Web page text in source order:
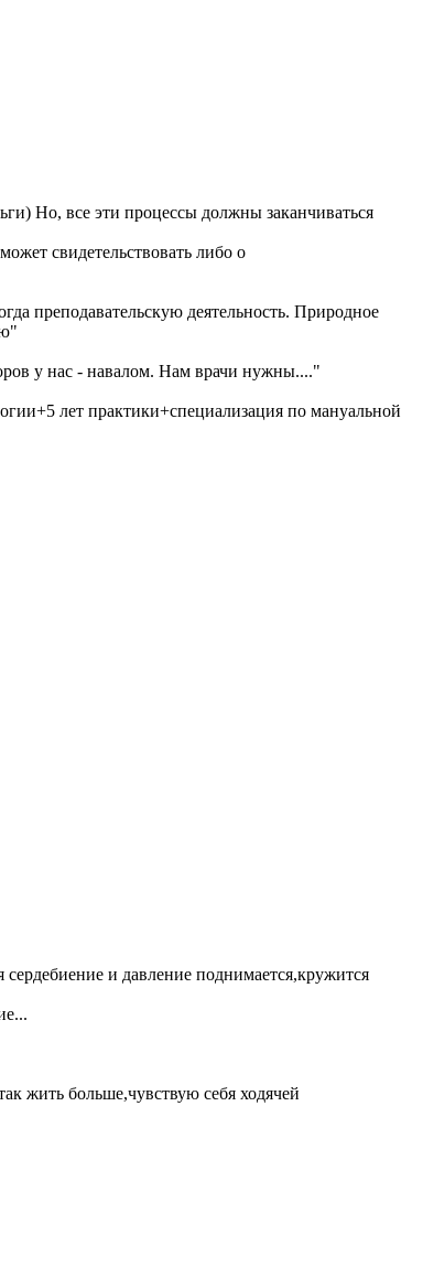
Но, все эти процессы должны заканчиваться
свидетельствовать либо о
преподавательскую деятельность. Природное
у нас - навалом. Нам врачи нужны...."
лет практики+специализация по мануальной
и давление поднимается,кружится
жить больше,чувствую себя ходячей